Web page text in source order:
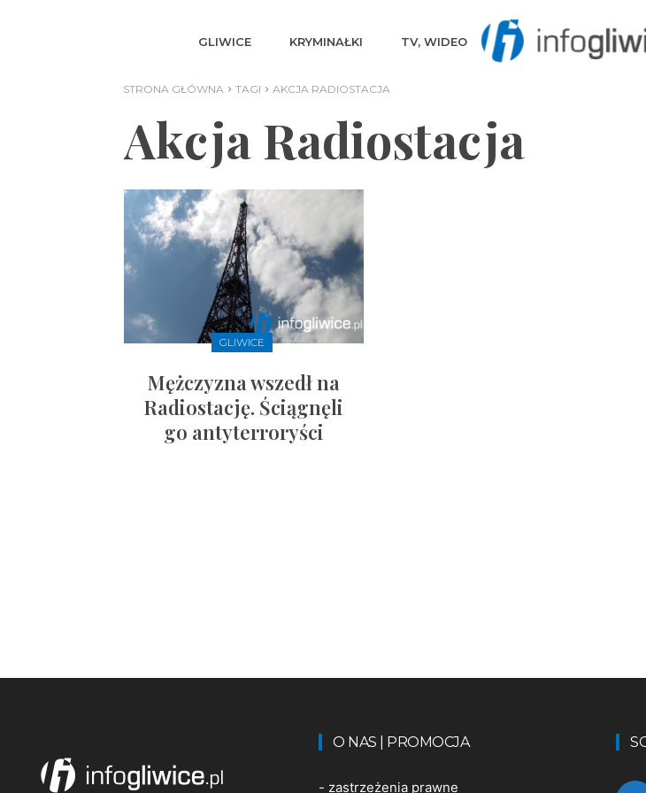
GLIWICE KRYMINAŁKI TV, WIDEO
STRONA GŁÓWNA TAGI AKCJA RADIOSTACJA
Akcja Radiostacja
GLIWICE
Mężczyzna wszedł na
Radiostację. Ściągnęli
go antyterroryści
O NAS | PROMOCJA
- zastrzeżenia prawne